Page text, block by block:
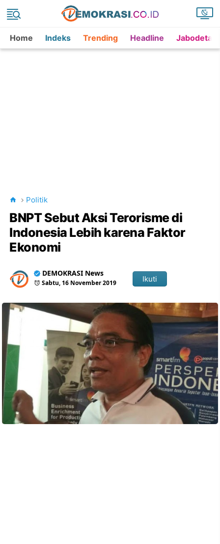
Home Indeks Trending Headline
Politik
BNPT Sebut Aksi Terorisme di
Indonesia Lebih karena Faktor
Ekonomi
DEMOKRASI News
Sabtu, 16 November 2019 Ikuti